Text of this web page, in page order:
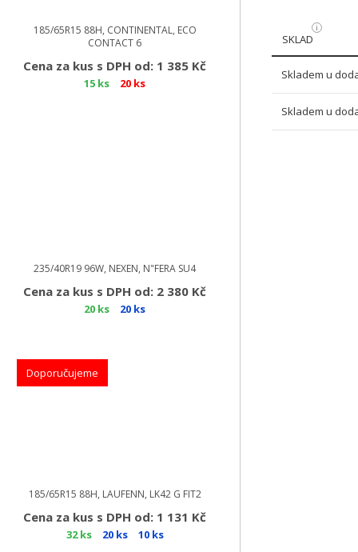
185/65R15 88H, CONTINENTAL, ECO
CONTACT 6
Cena za kus s DPH od: 1 385 Kč
15 ks 20 ks
235/40R19 96W, NEXEN, N"FERA SU4
Cena za kus s DPH od: 2 380 Kč
20 ks 20 ks
Doporučujeme
185/65R15 88H, LAUFENN, LK42 G FIT2
Cena za kus s DPH od: 1 131 Kč
32 ks 20 ks 10 ks
SKLAD
Skladem u
Skladem u